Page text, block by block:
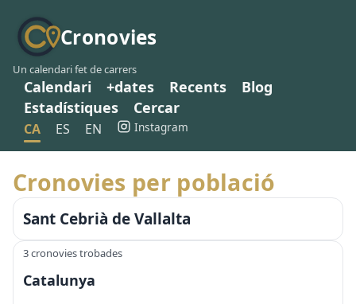
Cronovies
Un calendari fet de carrers
Calendari +dates Recents
Blog
Estadístiques
Cercar
CA ES EN Instagram
Cronovies per població
Sant Cebrià de Vallalta
3 cronovies trobades
Catalunya